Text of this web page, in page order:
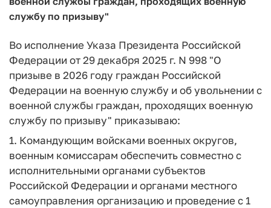
службу по призыву"
Во исполнение Указа Президента Российской
Федерации от 29 декабря 2025 г. N 998 "О
призыве в 2026 году граждан Российской
Федерации на военную службу и об увольнении с
военной службы граждан, проходящих военную
службу по призыву" приказываю:
1. Командующим войсками военных округов,
военным комиссарам обеспечить совместно с
исполнительными органами субъектов
Российской Федерации и органами местного
самоуправления организацию и проведение с 1